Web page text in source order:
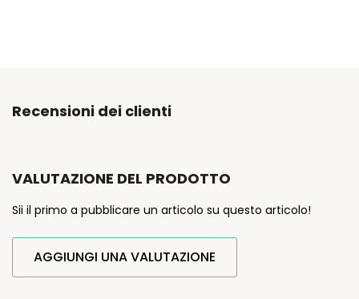
Recensioni dei clienti
VALUTAZIONE DEL PRODOTTO
Sii il primo a pubblicare un articolo su questo articolo!
AGGIUNGI UNA VALUTAZIONE